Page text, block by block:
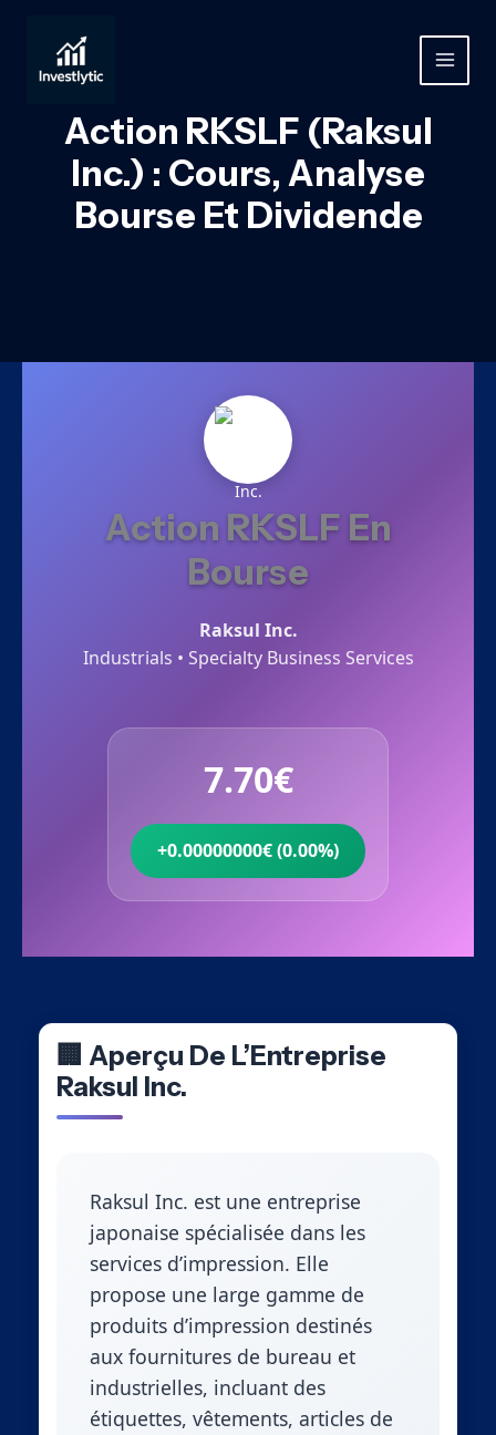
contenu
MAIN
Action RKSLF (Raksul
Inc.) : Cours, Analyse
Bourse Et Dividende
Action RKSLF En
Bourse
Raksul Inc.
Industrials • Specialty Business Services
7.70€
+0.00000000€ (0.00%)
🏢 Aperçu De L’Entreprise
Raksul Inc.
Raksul Inc. est une entreprise
japonaise spécialisée dans les
services d’impression. Elle
propose une large gamme de
produits d’impression destinés
aux fournitures de bureau et
industrielles, incluant des
étiquettes, vêtements, articles de